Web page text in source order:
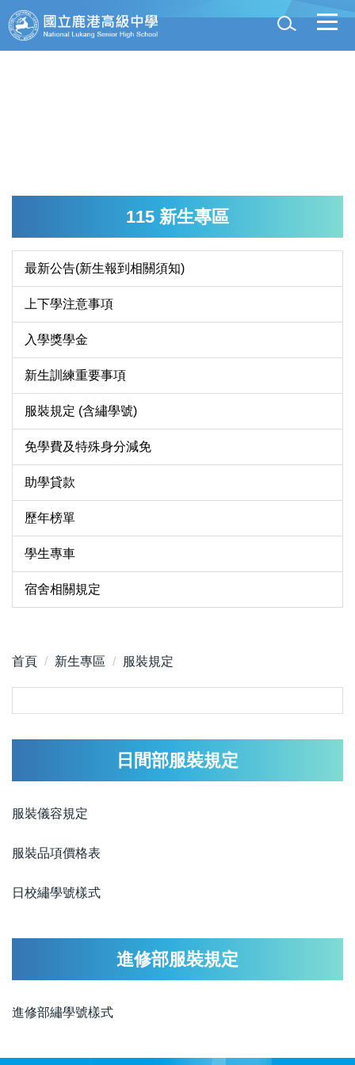
跳
到
主
115 新生專區
最新公告(新生報到相關須知)
上下學注意事項
入學獎學金
新生訓練重要事項
服裝規定 (含繡學號)
免學費及特殊身分減免
助學貸款
歷年榜單
學生專車
宿舍相關規定
首頁 新生專區 服裝規定
日間部服裝規定
服裝儀容規定
服裝品項價格表
日校繡學號樣式
進修部服裝規定
進修部繡學號樣式